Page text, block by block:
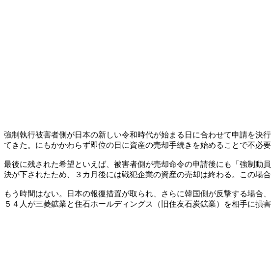
強制執行被害者側が日本の新しい令和時代が始まる日に合わせて申請を決
てきた。にもかかわらず即位の日に資産の売却手続きを始めることで不必
最後に残された希望といえば、被害者側が売却命令の申請後にも「強制動
決が下されたため、３カ月後には戦犯企業の資産の売却は終わる。この場
もう時間はない。日本の報復措置が取られ、さらに韓国側が反撃する場
５４人が三菱鉱業と住石ホールディングス（旧住友石炭鉱業）を相手に損